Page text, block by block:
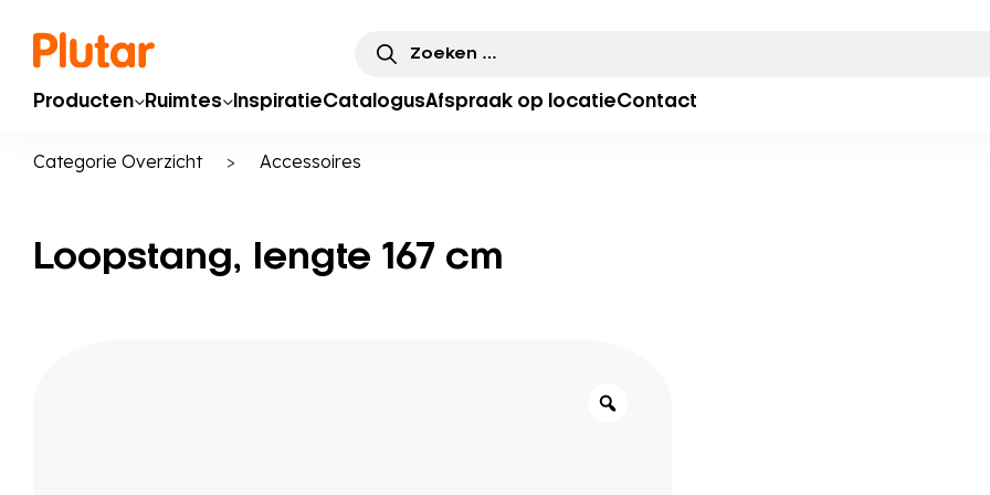
Zoeken
naar:
Producten Ruimtes InspiratieCatalogusAfspraak op locatieContact
Categorie Overzicht > Accessoires
Loopstang, lengte 167 cm